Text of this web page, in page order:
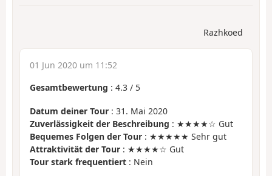
Razhkoed
01 Jun 2020 um 11:52
Gesamtbewertung : 4.3 / 5
Datum deiner Tour : 31. Mai 2020
Zuverlässigkeit der Beschreibung : ★★★★☆ Gut
Bequemes Folgen der Tour : ★★★★★ Sehr gut
Attraktivität der Tour : ★★★★☆ Gut
Tour stark frequentiert : Nein